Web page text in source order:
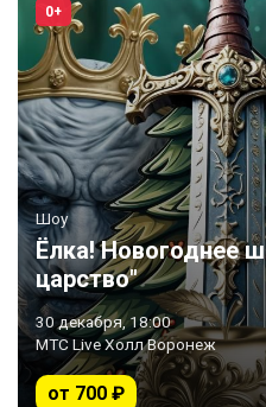
0+
Шоу
Ёлка! Новогоднее
царство"
30 декабря, 18:00
МТС Live Холл Воронеж
от 700 ₽